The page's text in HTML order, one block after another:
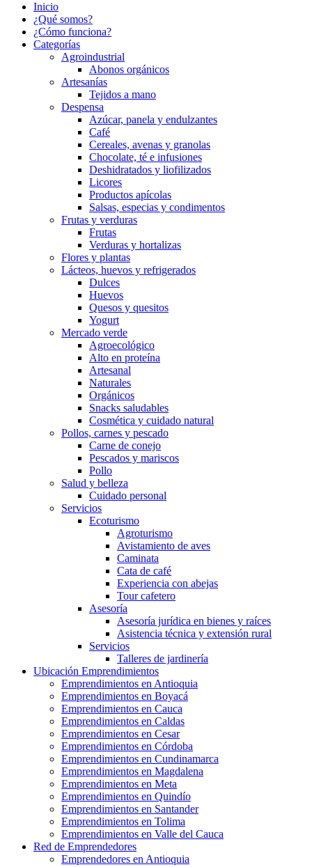
Inicio
¿Qué somos?
¿Cómo funciona?
Categorías
Agroindustrial
Abonos orgánicos
Artesanías
Tejidos a mano
Despensa
Azúcar, panela y endulzantes
Café
Cereales, avenas y granolas
Chocolate, té e infusiones
Deshidratados y liofilizados
Licores
Productos apícolas
Salsas, especias y condimentos
Frutas y verduras
Frutas
Verduras y hortalizas
Flores y plantas
Lácteos, huevos y refrigerados
Dulces
Huevos
Quesos y quesitos
Yogurt
Mercado verde
Agroecológico
Alto en proteína
Artesanal
Naturales
Orgánicos
Snacks saludables
Cosmética y cuidado natural
Pollos, carnes y pescado
Carne de conejo
Pescados y mariscos
Pollo
Salud y belleza
Cuidado personal
Servicios
Ecoturismo
Agroturismo
Avistamiento de aves
Caminata
Cata de café
Experiencia con abejas
Tour cafetero
Asesoría
Asesoría jurídica en bienes y raíces
Asistencia técnica y extensión rural
Servicios
Talleres de jardinería
Ubicación Emprendimientos
Emprendimientos en Antioquia
Emprendimientos en Boyacá
Emprendimientos en Cauca
Emprendimientos en Caldas
Emprendimientos en Cesar
Emprendimientos en Córdoba
Emprendimientos en Cundinamarca
Emprendimientos en Magdalena
Emprendimientos en Meta
Emprendimientos en Quindío
Emprendimientos en Santander
Emprendimientos en Tolima
Emprendimientos en Valle del Cauca
Red de Emprendedores
Emprendedores en Antioquia